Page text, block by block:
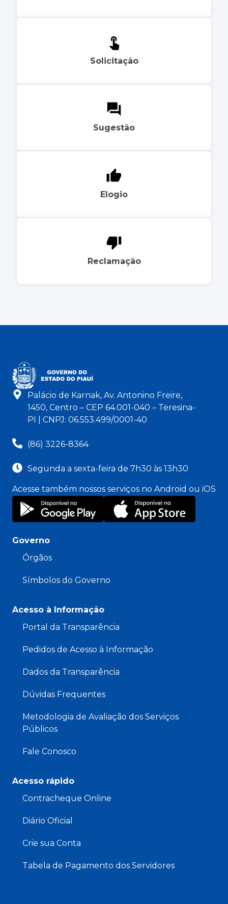
Solicitação
Sugestão
Elogio
Reclamação
Palácio de Karnak, Av. Antonino Freire,
1450, Centro – CEP 64.001-040 – Teresina-
PI | CNPJ: 06.553.499/0001-40
(86) 3226-8364
Segunda a sexta-feira de 7h30 às 13h30
Acesse também nossos serviços no Android ou iOS
Governo
Órgãos
Símbolos do Governo
Acesso à Informação
Portal da Transparência
Pedidos de Acesso à Informação
Dados da Transparência
Dúvidas Frequentes
Metodologia de Avaliação dos Serviços
Públicos
Fale Conosco
Acesso rápido
Contracheque Online
Diário Oficial
Crie sua Conta
Tabela de Pagamento dos Servidores